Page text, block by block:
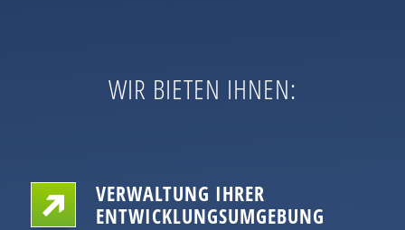
WIR BIETEN IHNEN:
VERWALTUNG IHRER
ENTWICKLUNGSUMGEBUNG